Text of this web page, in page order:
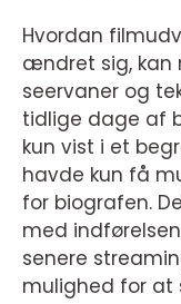
Hvordan
ændret sig, kan
seervaner og
tidlige dage af
kun vist i et
havde kun få
for biografen.
med indførelsen
senere
mulighed for at